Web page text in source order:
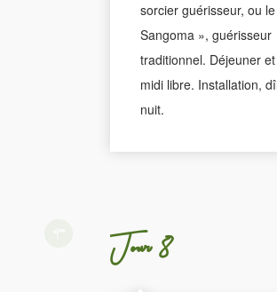
sorcier guérisseur, ou
Sangoma », guérisseur
traditionnel. Déjeuner
midi libre. Installation,
nuit.
Jour 8